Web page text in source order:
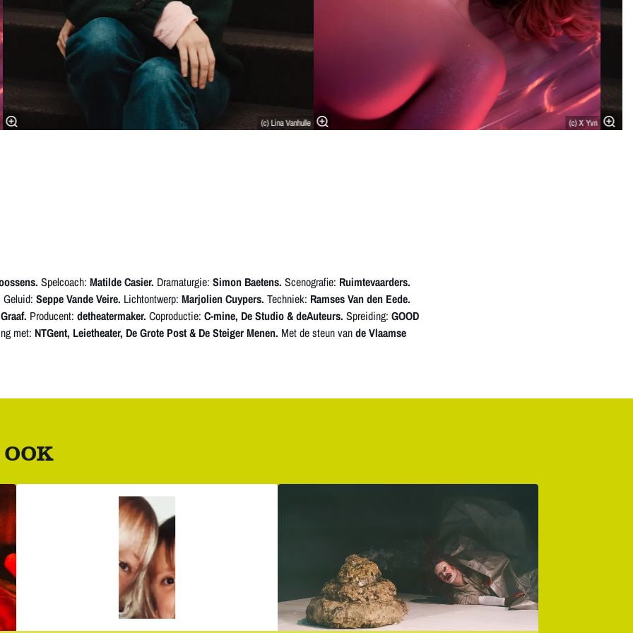
(c) Lina Vanhulle (c) X Yvn
Spelcoach: Matilde Casier. Dramaturgie: Simon Baetens. Scenografie: Ruimtevaarders.
Geluid: Seppe Vande Veire. Lichtontwerp: Marjolien Cuypers. Techniek: Ramses Van den Eede.
Producent: detheatermaker. Coproductie: C-mine, De Studio & deAuteurs. Spreiding: GOOD
met: NTGent, Leietheater, De Grote Post & De Steiger Menen. Met de steun vande Vlaamse